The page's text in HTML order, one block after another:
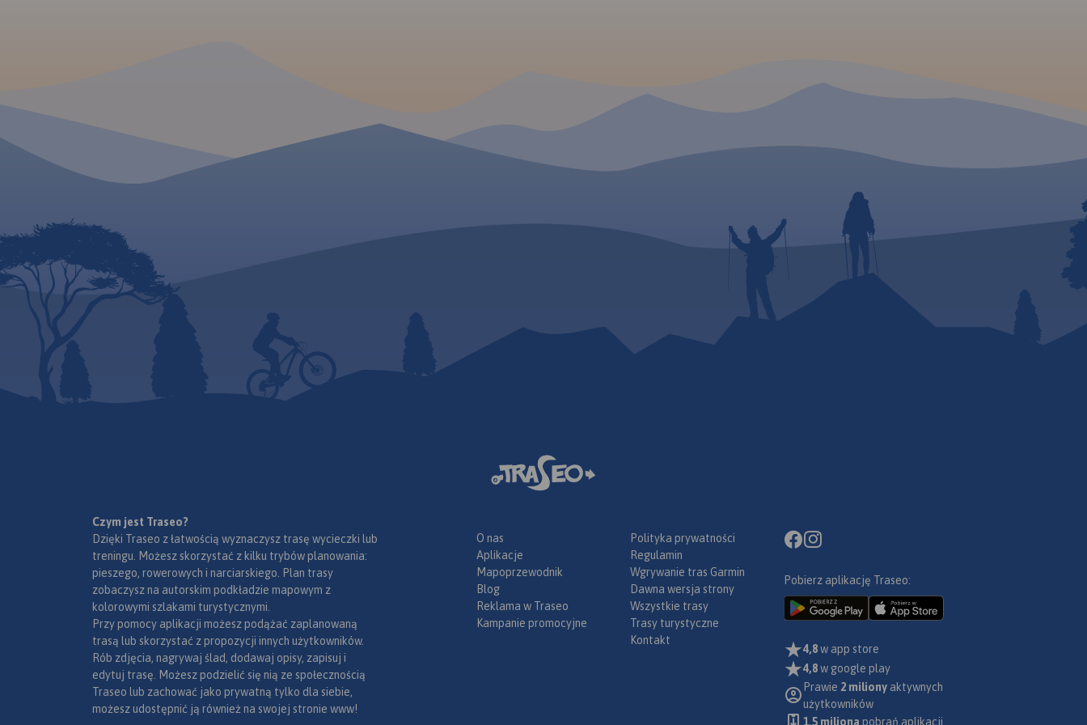
Czym jest Traseo?
Dzięki Traseo z łatwością wyznaczysz trasę wycieczki lub
treningu. Możesz skorzystać z kilku trybów planowania:
pieszego, rowerowych i narciarskiego. Plan trasy
zobaczysz na autorskim podkładzie mapowym z
kolorowymi szlakami turystycznymi.
Przy pomocy aplikacji możesz podążać zaplanowaną
trasą lub skorzystać z propozycji innych użytkowników.
Rób zdjęcia, nagrywaj ślad, dodawaj opisy, zapisuj i
edytuj trasę. Możesz podzielić się nią ze społecznością
Traseo lub zachować jako prywatną tylko dla siebie,
możesz udostępnić ją również na swojej stronie www!
O nas
Aplikacje
Mapoprzewodnik
Blog
Reklama w Traseo
Kampanie promocyjne
Polityka prywatności
Regulamin
Wgrywanie tras Garmin
Dawna wersja strony
Wszystkie trasy
Trasy turystyczne
Kontakt
Pobierz aplikację Traseo:
4,8w app store
4,8w google play
Prawie 2 miliony aktywnych
użytkowników
1.5 miliona pobrań aplikacji